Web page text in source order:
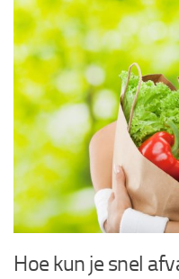
Hoe kun je snel